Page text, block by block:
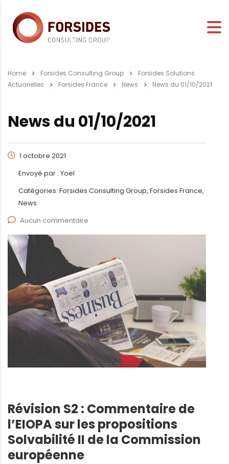
Home Forsides Consulting Group
Forsides Solutions
Actuarielles
Forsides France News News du 01/10/2021
News du 01/10/2021
1 octobre 2021
Envoyé par : Yoel
Catégories: Forsides Consulting Group, Forsides France,
News
Aucun commentaire
Révision S2 : Commentaire de
l’EIOPA sur les propositions
Solvabilité II de la Commission
européenne